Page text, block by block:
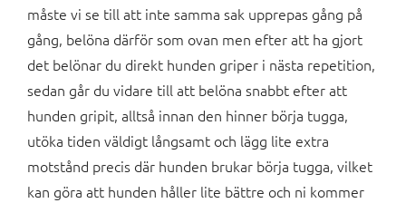
måste vi se till att inte samma sak upprepas gång på
gång, belöna därför som ovan men efter att ha gjort
det belönar du direkt hunden griper i nästa repetition,
sedan går du vidare till att belöna snabbt efter att
hunden gripit, alltså innan den hinner börja tugga,
utöka tiden väldigt långsamt och lägg lite extra
motstånd precis där hunden brukar börja tugga, vilket
kan göra att hunden håller lite bättre och ni kommer